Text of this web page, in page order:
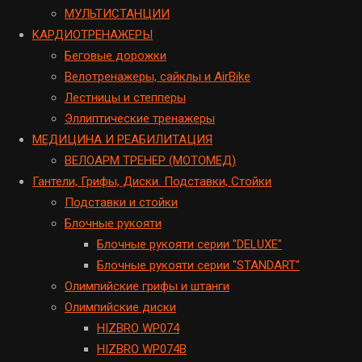
МУЛЬТИСТАНЦИИ
KАРДИОТРЕНАЖЕРЫ
Беговые дорожки
Велотренажеры, сайклы и AirBike
Лестницы и степперы
Эллиптические тренажеры
МЕДИЦИНА И РЕАБИЛИТАЦИЯ
ВЕЛОАРМ ТРЕНЕР (МОТОМЕД)
Гантели, Грифы, Диски. Подставки, Стойки
Подставки и стойки
Блочные рукояти
Блочные рукояти серии "DELUXE"
Блочные рукояти серии "STANDART"
Олимпийские грифы и штанги
Олимпийские диски
HIZBRO WP074
HIZBRO WP074B